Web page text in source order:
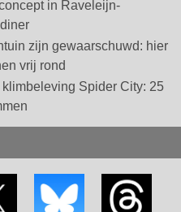
in Raveleijn-
zijn gewaarschuwd: hier
vrij rond
Spider City: 25